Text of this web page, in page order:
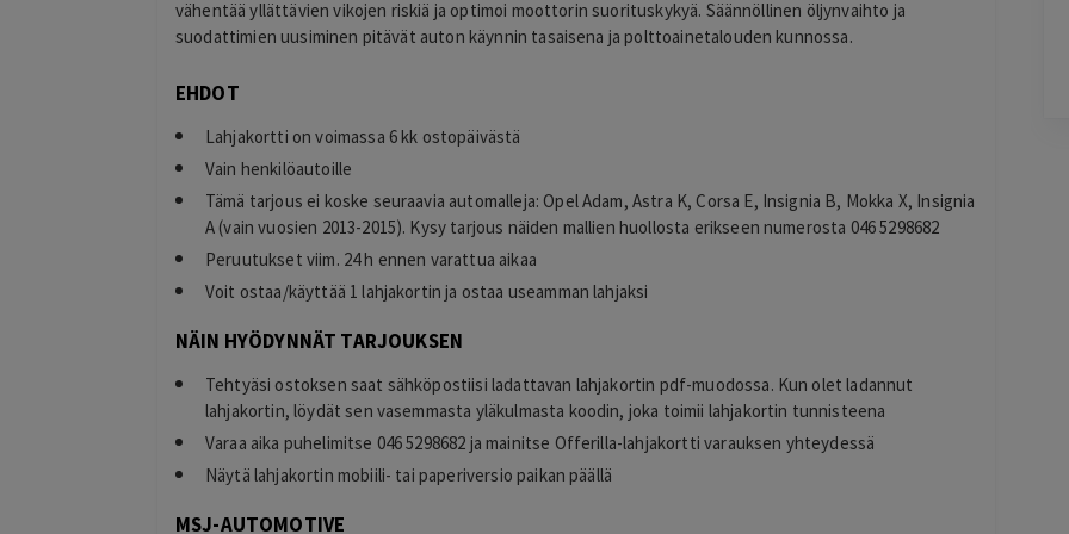
vähentää yllättävien vikojen riskiä ja optimoi moottorin suorituskykyä. Säännöllinen öljynvaihto ja
suodattimien uusiminen pitävät auton käynnin tasaisena ja polttoainetalouden kunnossa.
EHDOT
Lahjakortti on voimassa 6 kk ostopäivästä
Vain henkilöautoille
Tämä tarjous ei koske seuraavia automalleja: Opel Adam, Astra K, Corsa E, Insignia B, Mokka X, Insignia
A (vain vuosien 2013-2015). Kysy tarjous näiden mallien huollosta erikseen numerosta 046 5298682
Peruutukset viim. 24 h ennen varattua aikaa
Voit ostaa/käyttää 1 lahjakortin ja ostaa useamman lahjaksi
NÄIN HYÖDYNNÄT TARJOUKSEN
Tehtyäsi ostoksen saat sähköpostiisi ladattavan lahjakortin pdf-muodossa. Kun olet ladannut
lahjakortin, löydät sen vasemmasta yläkulmasta koodin, joka toimii lahjakortin tunnisteena
Varaa aika puhelimitse 046 5298682 ja mainitse Offerilla-lahjakortti varauksen yhteydessä
Näytä lahjakortin mobiili- tai paperiversio paikan päällä
MSJ-AUTOMOTIVE
Lisätty
OK
Lisätty